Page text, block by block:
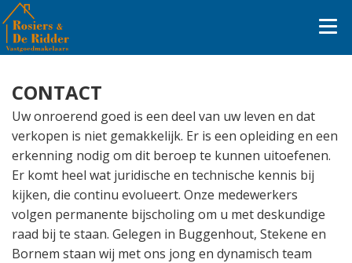
CONTACT
Uw onroerend goed is een deel van uw leven en dat
verkopen is niet gemakkelijk. Er is een opleiding en een
erkenning nodig om dit beroep te kunnen uitoefenen.
Er komt heel wat juridische en technische kennis bij
kijken, die continu evolueert. Onze medewerkers
volgen permanente bijscholing om u met deskundige
raad bij te staan. Gelegen in Buggenhout, Stekene en
Bornem staan wij met ons jong en dynamisch team